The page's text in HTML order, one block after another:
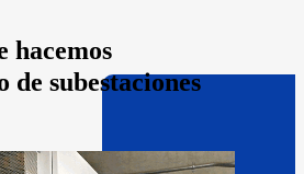
hacemos
subestaciones